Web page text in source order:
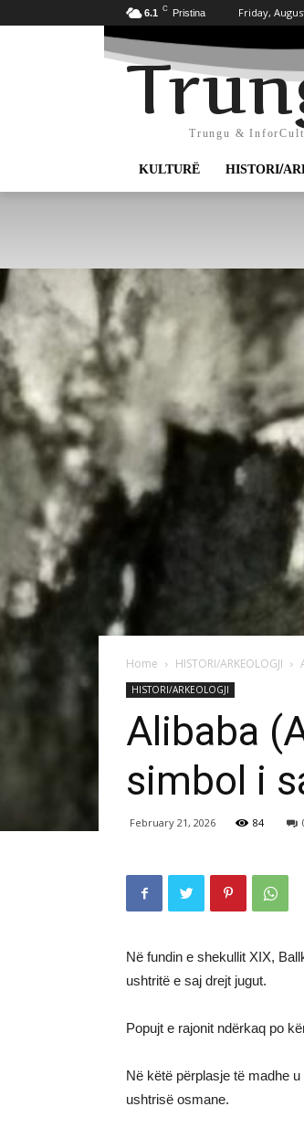
6.1 C Pristina Friday,
Trungu &
KULTURË HISTORI/
Home HISTORI/ARKEOLOGJI
HISTORI/ARKEOLOGJI
Alibaba
simbol i
February 21, 2026 84
Në fundin e shekullit XIX,
ushtritë e saj drejt jugut.
Popujt e rajonit ndërkaq po
Në këtë përplasje të madhe
ushtrisë osmane.